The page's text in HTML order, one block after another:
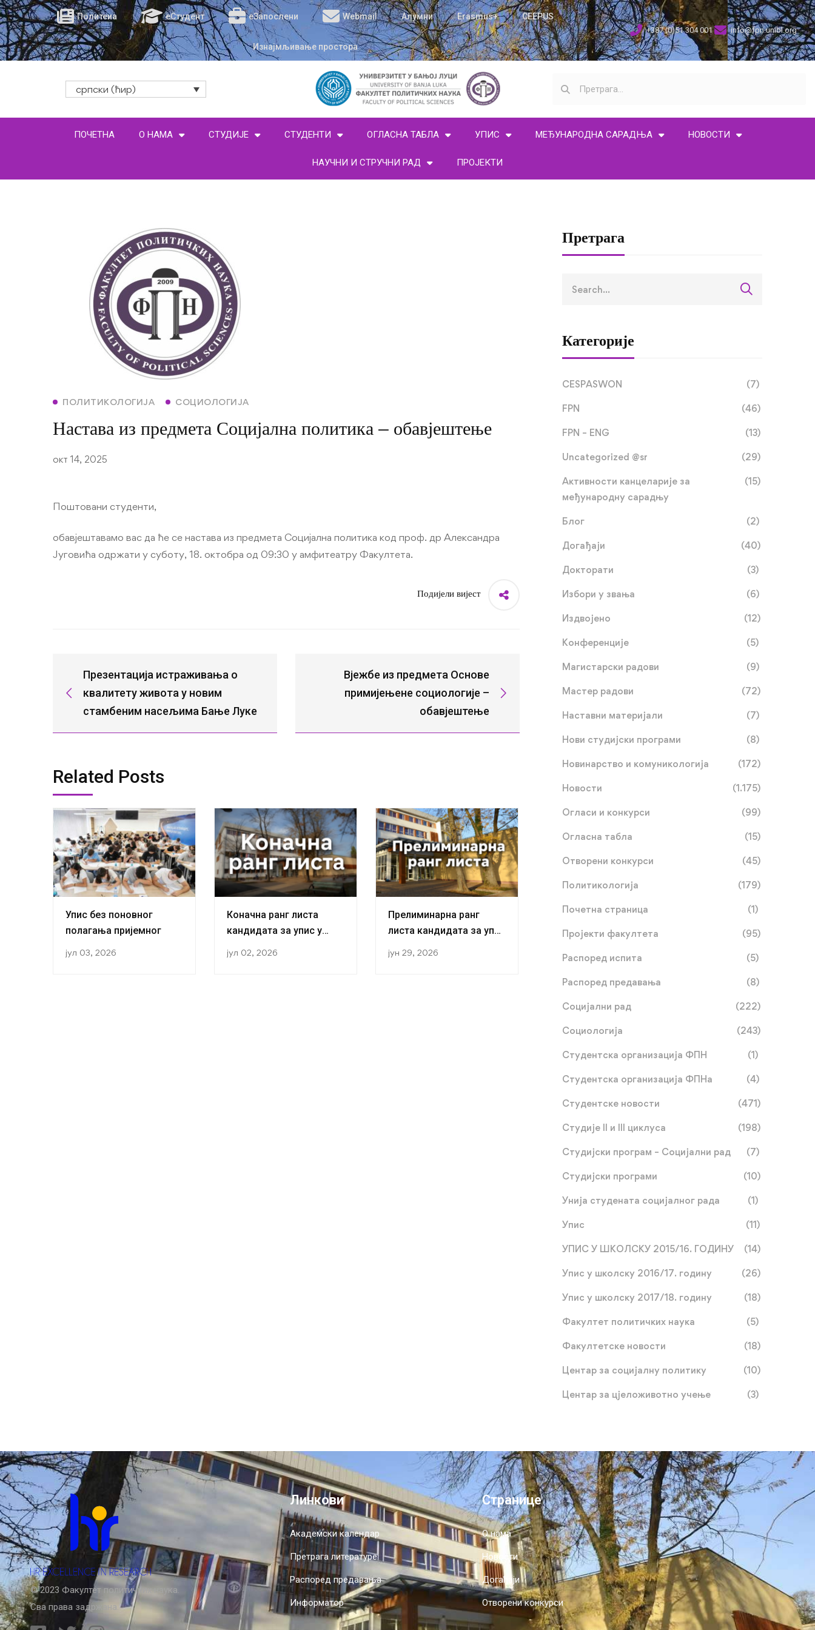
Политеиа еСтудент еЗапослени Webmail Алумни Erasmus+ CEEPUS
Изнајмљивање простора
+387 (0)51 304 001 info@fpn.unibl.org
српски (ћир)
ПОЧЕТНА О НАМА СТУДИЈЕ СТУДЕНТИ ОГЛАСНА ТАБЛА УПИС МЕЂУНАРОДНА САРАДЊА НОВОСТИ
НАУЧНИ И СТРУЧНИ РАД ПРОЈЕКТИ
ПОЛИТИКОЛОГИЈА СОЦИОЛОГИЈА
Настава из предмета Социјална политика – обавјештење
окт 14, 2025
Поштовани студенти,
обавјештавамо вас да ће се настава из предмета Социјална политика код проф. др Александра
Југовића одржати у суботу, 18. октобра од 09:30 у амфитеатру Факултета.
Подијели вијест
Презентација истраживања о
квалитету живота у новим
стамбеним насељима Бање Луке
Вјежбе из предмета Основе
примијењене социологије –
обавјештење
Related Posts
Упис без поновног
полагања пријемног
јул 03, 2026
Коначна ранг листа
кандидата за упис у
јул 02, 2026
Прелиминарна ранг
листа кандидата за упис
јун 29, 2026
Наставници Катедре за
социологију на 6. ELHN
Барселони: Доц. др
Бојана Вукојевић
рад са проф. др
Далибором Савићем
јун 22, 2026
Стручна пракса на
Примијењеној
Италију: Студенти на
размјени у оквиру
јун 08, 2026
Претрага
Категорије
CESPASWON (7)
FPN (46)
FPN – ENG (13)
Uncategorized @sr (29)
Активности канцеларије за
међународну сарадњу
(15)
Блог (2)
Догађаји (40)
Докторати (3)
Избори у звања (6)
Издвојено (12)
Конференције (5)
Магистарски радови (9)
Мастер радови (72)
Наставни материјали (7)
Нови студијски програми (8)
Новинарство и комуникологија (172)
Новости (1.175)
Огласи и конкурси (99)
Огласна табла (15)
Отворени конкурси (45)
Политикологија (179)
Почетна страница (1)
Пројекти факултета (95)
Распоред испита (5)
Распоред предавања (8)
Социјални рад (222)
Социологија (243)
Студентска организација ФПН (1)
Студентска организација ФПНа (4)
Студентске новости (471)
Студије II и III циклуса (198)
Студијски програм – Социјални рад (7)
Студијски програми (10)
Унија студената социјалног рада (1)
Упис (11)
УПИС У ШКОЛСКУ 2015/16. ГОДИНУ (14)
Упис у школску 2016/17. годину (26)
Упис у школску 2017/18. годину (18)
Факултет политичких наука (5)
Факултетске новости (18)
Центар за социјалну политику (10)
Центар за цјеложивотно учење (3)
© 2023 Факултет политичких наука.
Сва права задржана.
Линкови
Академски календар
Претрага литературе
Распоред предавања
Информатор
Странице
О нама
Новости
Догађаји
Отворени конкурси